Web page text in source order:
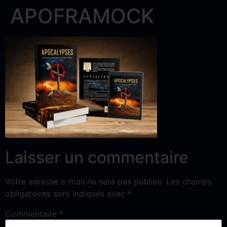
APOFRAMOCK
Laisser un commentaire
Votre adresse e-mail ne sera pas publiée. Les champs
obligatoires sont indiqués avec *
Commentaire *